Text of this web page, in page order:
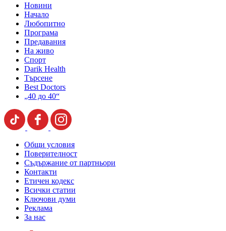
Новини
Начало
Любопитно
Програма
Предавания
На живо
Спорт
Darik Health
Търсене
Best Doctors
„40 до 40“
Общи условия
Поверителност
Съдържание от партньори
Контакти
Етичен кодекс
Всички статии
Ключови думи
Реклама
За нас